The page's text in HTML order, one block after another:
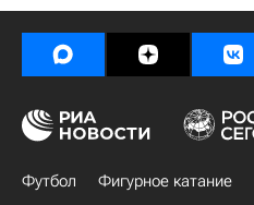
Футбол Фигурное катание